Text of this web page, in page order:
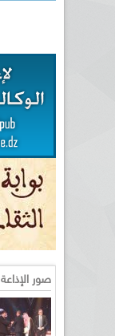
صور الإذاعة